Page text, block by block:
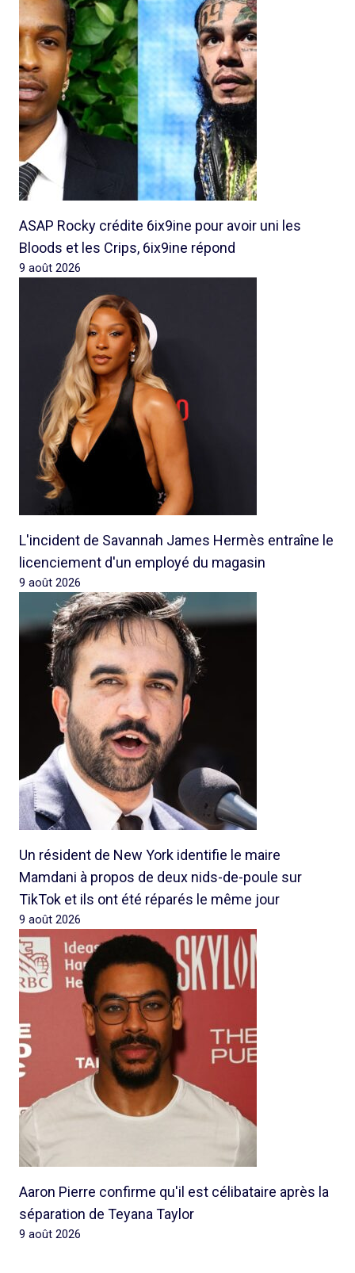
ASAP Rocky crédite 6ix9ine pour avoir uni les
Bloods et les Crips, 6ix9ine répond
9 août 2026
L'incident de Savannah James Hermès entraîne le
licenciement d'un employé du magasin
9 août 2026
Un résident de New York identifie le maire
Mamdani à propos de deux nids-de-poule sur
TikTok et ils ont été réparés le même jour
9 août 2026
Aaron Pierre confirme qu'il est célibataire après la
séparation de Teyana Taylor
9 août 2026